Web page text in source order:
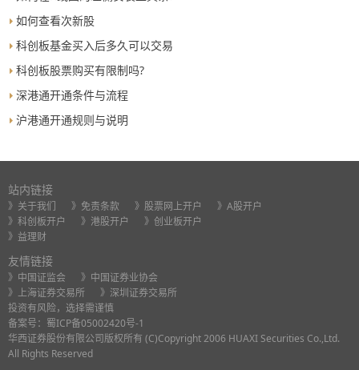
如何查看次新股
科创板基金买入后多久可以交易
科创板股票购买有限制吗?
深港通开通条件与流程
沪港通开通规则与说明
站内链接
》关于我们 》免责条款 》股票网上开户
》A股开户
》科创板开户
》港股开户
》创业板开户
》益理财
友情链接
》中国证监会
》中国证券业协会
》上海证券交易所
》深圳证券交易所
投资有风险，选择需谨慎
备案号： 蜀ICP备05002420号-1
华西证券股份有限公司版权所有 (C)Copyright 2006 HUAXI Securities Co.,Ltd.
All Rights Reserved